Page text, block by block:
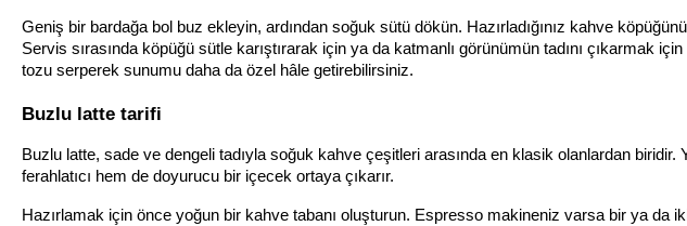
Geniş bir bardağa bol buz ekleyin, ardından soğuk sütü dökün. Hazırladığınız kahve
Servis sırasında köpüğü sütle karıştırarak için ya da katmanlı görünümün tadını çıkarmak
tozu serperek sunumu daha da özel hâle getirebilirsiniz.
Buzlu latte tarifi
Buzlu latte, sade ve dengeli tadıyla soğuk kahve çeşitleri arasında en klasik olanlardan biridir.
ferahlatıcı hem de doyurucu bir içecek ortaya çıkarır.
Hazırlamak için önce yoğun bir kahve tabanı oluşturun. Espresso makineniz varsa bir ya